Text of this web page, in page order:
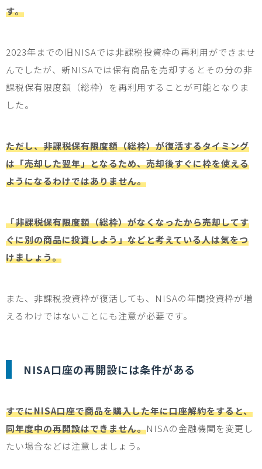
す。
2023年までの旧NISAでは非課税投資枠の再利用ができませ
んでしたが、新NISAでは保有商品を売却するとその分の非
課税保有限度額（総枠）を再利用することが可能となりま
した。
ただし、非課税保有限度額（総枠）が復活するタイミング
は「売却した翌年」となるため、売却後すぐに枠を使える
ようになるわけではありません。
「非課税保有限度額（総枠）がなくなったから売却してす
ぐに別の商品に投資しよう」などと考えている人は気をつ
けましょう。
また、非課税投資枠が復活しても、 NISAの年間投資枠が増
えるわけではないことにも注意が必要です。
NISA口座の再開設には条件がある
すでにNISA口座で商品を購入した年に口座解約をすると、
同年度中の再開設はできません。NISAの金融機関を変更し
たい場合などは注意しましょう。